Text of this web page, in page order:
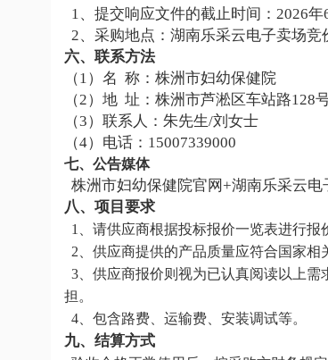
1、提交响应文件的截止时间： 2026年
2、采购地点：湖南乐采云电子卖场竞
六、联系方法
（1）名 称：株洲市妇幼保健院
（2）地 址：株洲市芦淞区车站路128
（3）联系人：朱先生/刘女士
（4）电话： 15007339000
七、公告媒体
株洲市妇幼保健院官网+湖南乐采云电
八、项目要求
1、请供应商根据投标报价一览表进行报
2、供应商提供的产品质量应符合国家
3、供应商报价则视为已认真阅读以上
担。
4、包含路费、运输费、安装调试等。
九、结算方式